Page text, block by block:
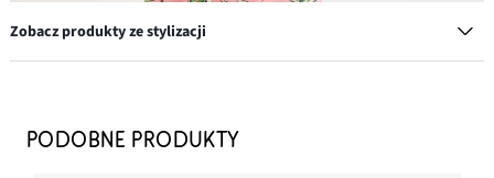
Zobacz produkty ze stylizacji
Nowa
34,99 zł
Przeceniono37,99 zł-7%
PODOBNE PRODUKTY